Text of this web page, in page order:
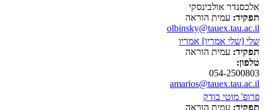
אלכסנדר אולבינסקי
תפקיד: עמית הוראה
olbinsky@tauex.tau.ac.il
שלי [שלי אמריו] אמריו
תפקיד: עמית הוראה
טלפון:
054-2500803
amarios@tauex.tau.ac.il
פרופ' מוטי בודק
תפקיד: עמית הוראה